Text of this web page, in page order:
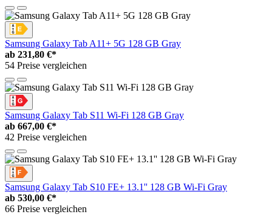
Samsung Galaxy Tab A11+ 5G 128 GB Gray
ab 231,80 €*
54 Preise vergleichen
Samsung Galaxy Tab S11 Wi-Fi 128 GB Gray
ab 667,00 €*
42 Preise vergleichen
Samsung Galaxy Tab S10 FE+ 13.1'' 128 GB Wi-Fi Gray
ab 530,00 €*
66 Preise vergleichen